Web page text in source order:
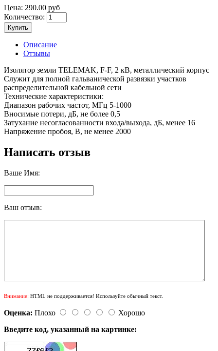
Цена: 290.00 руб
Количество:
Купить
Описание
Отзывы
Изолятор земли TELEMAK, F-F, 2 кВ, металлический корпус
Служит для полной гальванической развязки участков
распределительной кабельной сети
Технические характеристики:
Диапазон рабочих частот, МГц 5-1000
Вносимые потери, дБ, не более 0,5
Затухание несогласованности входа/выхода, дБ, менее 16
Напряжение пробоя, В, не менее 2000
Написать отзыв
Ваше Имя:
Ваш отзыв:
Внимание: HTML не поддерживается! Используйте обычный текст.
Оценка: Плохо
Хорошо
Введите код, указанный на картинке: